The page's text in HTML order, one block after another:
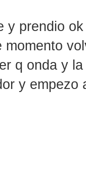
y prendio
momento
q onda y
y empezo